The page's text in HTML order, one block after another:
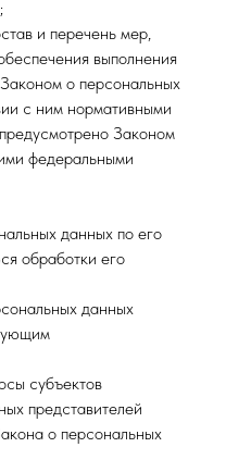
и перечень мер,
выполнения
о персональных
с ним нормативными
Законом
федеральными
данных по его
обработки его
данных
субъектов
представителей
о персональных